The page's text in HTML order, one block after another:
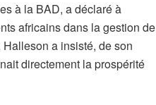
à la BAD, a déclaré à
africains dans la gestion de
a insisté, de son
directement la prospérité